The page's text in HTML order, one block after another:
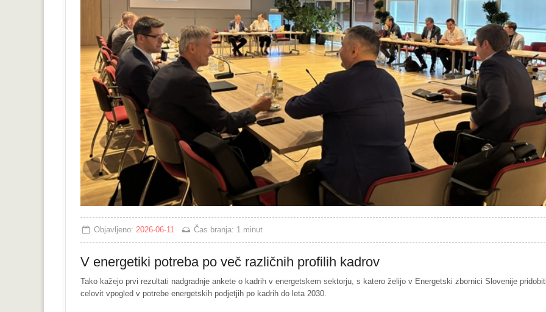
Objavljeno: 2026-06-11 Čas branja: 1 minut
V energetiki potreba po več različnih profilih kadrov
Tako kažejo prvi rezultati nadgradnje ankete o kadrih v energetskem sektorju, s katero želijo v Energetski zbornici Slovenije
celovit vpogled v potrebe energetskih podjetjih po kadrih do leta 2030.